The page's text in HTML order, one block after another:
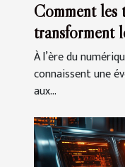
Comment les
transforment
modernes ?
À l’ère du
connaissent une
aux...